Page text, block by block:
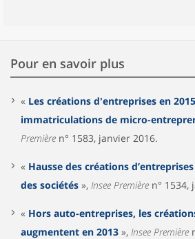
Pour en savoir plus
« Les créations d'entreprises en
immatriculations de micro-
Première n° 1583, janvier 2016.
« Hausse des créations
des sociétés », Insee Première n° 1534,
« Hors auto-entreprises, les
augmentent en 2013 », Insee Première